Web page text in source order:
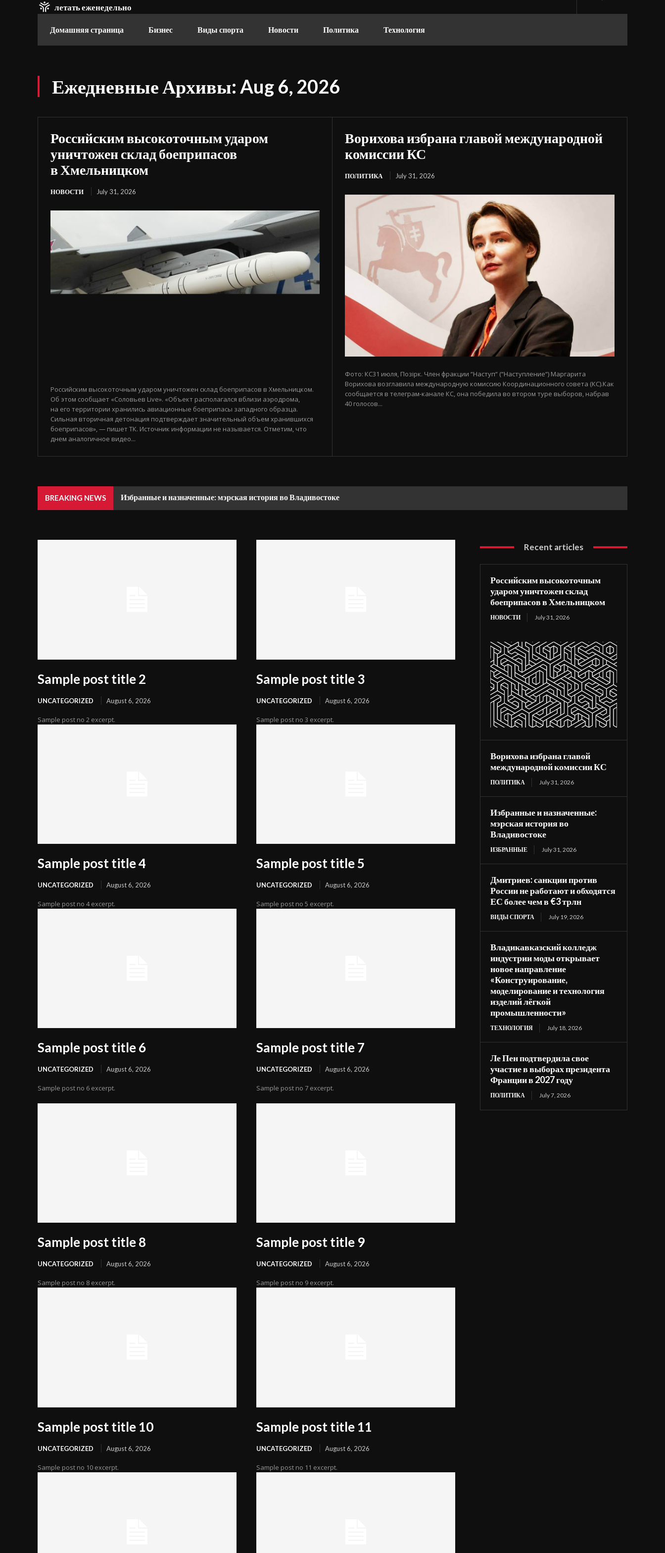
летать еженедельно
Домашняя страница Бизнес Виды спорта Новости Политика Технология
Ежедневные Архивы: Aug 6, 2026
Российским высокоточным ударом
уничтожен склад боеприпасов
в Хмельницком
НОВОСТИ July 31, 2026
Российским высокоточным ударом уничтожен склад боеприпасов в Хмельницком.
Об этом сообщает «Соловьев Live». «Объект располагался вблизи аэродрома,
на его территории хранились авиационные боеприпасы западного образца.
Сильная вторичная детонация подтверждает значительный объем хранившихся
боеприпасов», — пишет ТК. Источник информации не называется. Отметим, что
днем аналогичное видео...
Ворихова избрана главой международной
комиссии КС
ПОЛИТИКА July 31, 2026
Фото: КС31 июля, Позірк. Член фракции “Наступ“ (“Наступление“) Маргарита
Ворихова возглавила международную комиссию Координационного совета (КС).Как
сообщается в телеграм-канале КС, она победила во втором туре выборов, набрав
40 голосов...
BREAKING NEWS Избранные и назначенные: мэрская история во Владивостоке
Sample post title 2
UNCATEGORIZED August 6, 2026
Sample post no 2 excerpt.
Sample post title 3
UNCATEGORIZED August 6, 2026
Sample post no 3 excerpt.
Sample post title 4
UNCATEGORIZED August 6, 2026
Sample post no 4 excerpt.
Sample post title 5
UNCATEGORIZED August 6, 2026
Sample post no 5 excerpt.
Sample post title 6
UNCATEGORIZED August 6, 2026
Sample post no 6 excerpt.
Sample post title 7
UNCATEGORIZED August 6, 2026
Sample post no 7 excerpt.
Sample post title 8
UNCATEGORIZED August 6, 2026
Sample post no 8 excerpt.
Sample post title 9
UNCATEGORIZED August 6, 2026
Sample post no 9 excerpt.
Sample post title 10
UNCATEGORIZED August 6, 2026
Sample post no 10 excerpt.
Sample post title 11
UNCATEGORIZED August 6, 2026
Sample post no 11 excerpt.
Recent articles
Российским высокоточным
ударом уничтожен склад
боеприпасов в Хмельницком
НОВОСТИ July 31, 2026
Ворихова избрана главой
международной комиссии КС
ПОЛИТИКА July 31, 2026
Избранные и назначенные:
мэрская история во
Владивостоке
ИЗБРАННЫЕ July 31, 2026
Дмитриев: санкции против
России не работают и обходятся
ЕС более чем в €3 трлн
ВИДЫ СПОРТА July 19, 2026
Владикавказский колледж
индустрии моды открывает
новое направление
«Конструирование,
моделирование и технология
изделий лёгкой
промышленности»
ТЕХНОЛОГИЯ July 18, 2026
Ле Пен подтвердила свое
участие в выборах президента
Франции в 2027 году
ПОЛИТИКА July 7, 2026